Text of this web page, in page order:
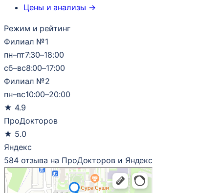
Цены и анализы →
Режим и рейтинг
Филиал №1
пн–пт7:30–18:00
сб–вс8:00–17:00
Филиал №2
пн–вс10:00–20:00
★ 4.9
ПроДокторов
★ 5.0
Яндекс
584 отзыва на ПроДокторов и Яндекс